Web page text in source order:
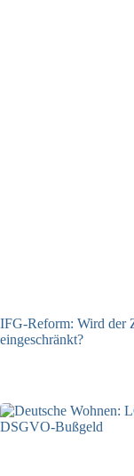
IFG-Reform: Wird der
eingeschränkt?